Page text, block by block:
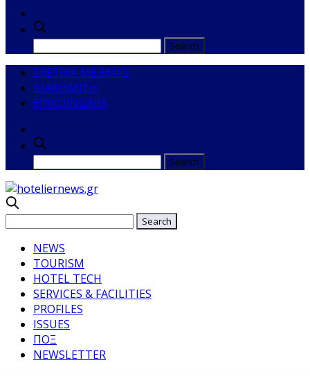
ΣΧΕΤΙΚΑ ΜΕ ΕΜΑΣ
ΔΙΑΦΗΜΙΣΗ
ΕΠΙΚΟΙΝΩΝΙΑ
NEWS
TOURISM
HOTEL TECH
SERVICES & FACILITIES
PROFILES
ISSUES
ΠΟΞ
NEWSLETTER